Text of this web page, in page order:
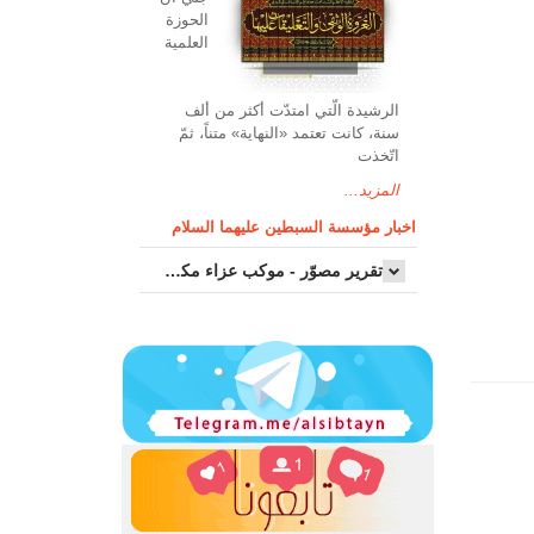
الحوزة
العلمیة
الرشیدة الّتي امتدّت أكثر من ألف
سنة، كانت تعتمد «النهاية» متناً، ثمّ
اتّخذت
المزيد...
اخبار مؤسسة السبطين عليهما السلام
تقرير مصوّر - موكب عزاء مکتب سماحة اية الله السيد مرتضى الموسوي الاصفهاني في يوم إستشهاد السيدة فاطم...